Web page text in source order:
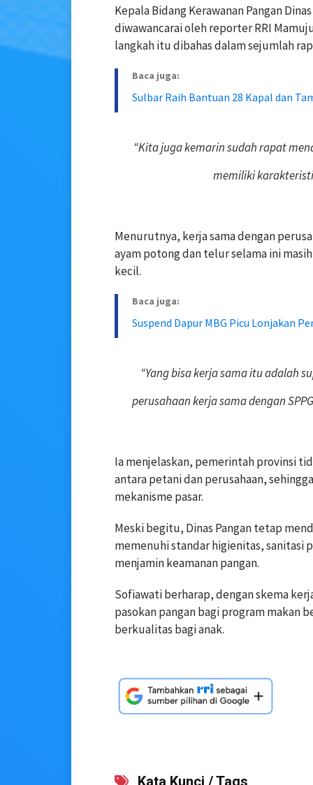
Kepala Bidang Kerawanan Pangan
diwawancarai oleh reporter RRI
langkah itu dibahas dalam sejumlah
Baca juga:
Sulbar Raih Bantuan 28 Kapal dan
“Kita juga kemarin sudah rapat
memiliki
Menurutnya, kerja sama dengan
ayam potong dan telur selama ini
kecil.
Baca juga:
Suspend Dapur MBG Picu Lonjakan
“Yang bisa kerja sama itu adalah
perusahaan kerja sama dengan
Ia menjelaskan, pemerintah provinsi
antara petani dan perusahaan,
mekanisme pasar.
Meski begitu, Dinas Pangan tetap
memenuhi standar higienitas, sanitasi
menjamin keamanan pangan.
Sofiawati berharap, dengan skema
pasokan pangan bagi program makan
berkualitas bagi anak.
Kata Kunci / Tags